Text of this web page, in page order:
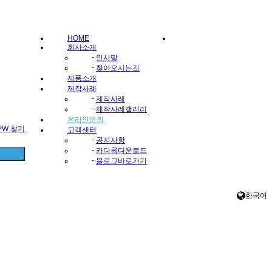
HOME
회사소개
- 인사말
- 찾아오시는길
제품소개
제작사례
- 제작사례
- 제작사례갤러리
온라인문의
고객센터
- 공지사항
- 카다록다운로드
- 블로그바로가기
찾기
한국어